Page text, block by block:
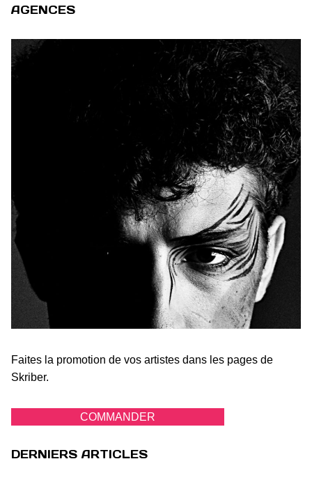
AGENCES
Faites la promotion de vos artistes dans les pages de
Skriber.
COMMANDER
DERNIERS ARTICLES